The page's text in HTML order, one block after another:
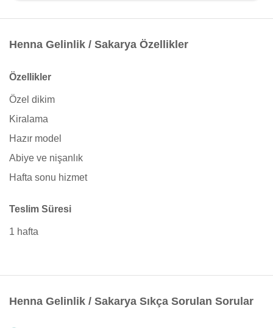
Henna Gelinlik / Sakarya Özellikler
Özellikler
Özel dikim
Kiralama
Hazır model
Abiye ve nişanlık
Hafta sonu hizmet
Teslim Süresi
1 hafta
Henna Gelinlik / Sakarya Sıkça Sorulan Sorular